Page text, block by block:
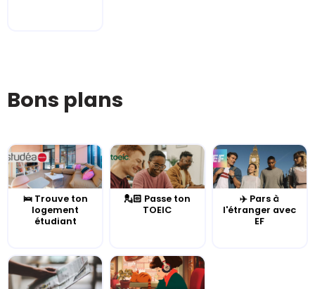
Bons plans
🛌 Trouve ton
logement
étudiant
💂🏻 Passe ton
TOEIC
✈️ Pars à
l'étranger avec
EF